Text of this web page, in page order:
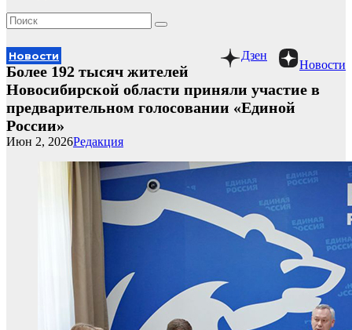
Новости
Дзен
Новости
Более 192 тысяч жителей
Новосибирской области приняли участие в
предварительном голосовании «Единой
России»
Редакция
Июн 2, 2026